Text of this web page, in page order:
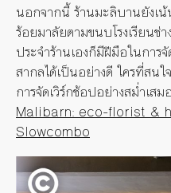
นอกจากนี้ ร้านมะลิบานยังเ
ร้อยมาลัยตามขนบโรงเรียนช่
ประจำร้านเองก็มีฝีมือในกา
สากลได้เป็นอย่างดี ใครที่สน
การจัดเวิร์กช้อปอย่างสม่ำเส
Malibarn: eco-florist &
Slowcombo